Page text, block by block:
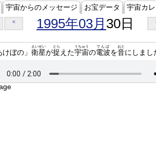
宇宙からのメッセージ お宝データ 宇宙カ
< 1995年03月 30日
ぼの」 衛星
えいせい
が捉
とら
えた宇宙
うちゅう
の電波
でんぱ
を音
おと
にしまし